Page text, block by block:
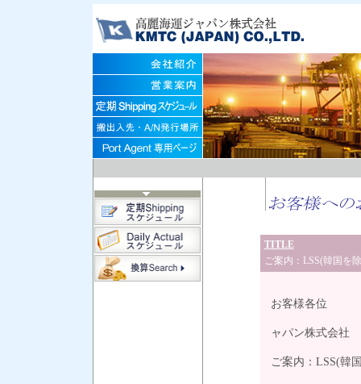
TITLE
ご案内：LSS(韓国を
お客様各位
ャパン株式会社
ご案内：LSS(韓